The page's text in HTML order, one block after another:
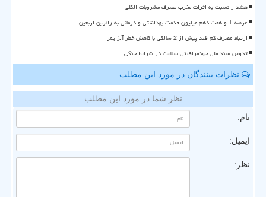
هشدار نسبت به اثرات مخرب مصرف مشروبات الکلی
عرضه 1 و هفت دهم میلیون خدمت بهداشتی و درمانی به زائرین اربعین
ارتباط مصرف کم قند پیش از 2 سالگی با کاهش خطر آلزایمر
تدوین سند ملی خودمراقبتی سلامت در شرایط جنگی
نظرات بینندگان در مورد این مطلب
نظر شما در مورد این مطلب
نام:
ایمیل:
نظر: